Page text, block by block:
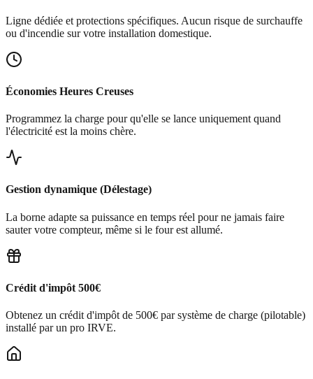
Ligne dédiée et protections spécifiques. Aucun risque de surchauffe
ou d'incendie sur votre installation domestique.
Économies Heures Creuses
Programmez la charge pour qu'elle se lance uniquement quand
l'électricité est la moins chère.
Gestion dynamique (Délestage)
La borne adapte sa puissance en temps réel pour ne jamais faire
sauter votre compteur, même si le four est allumé.
Crédit d'impôt 500€
Obtenez un crédit d'impôt de 500€ par système de charge (pilotable)
installé par un pro IRVE.